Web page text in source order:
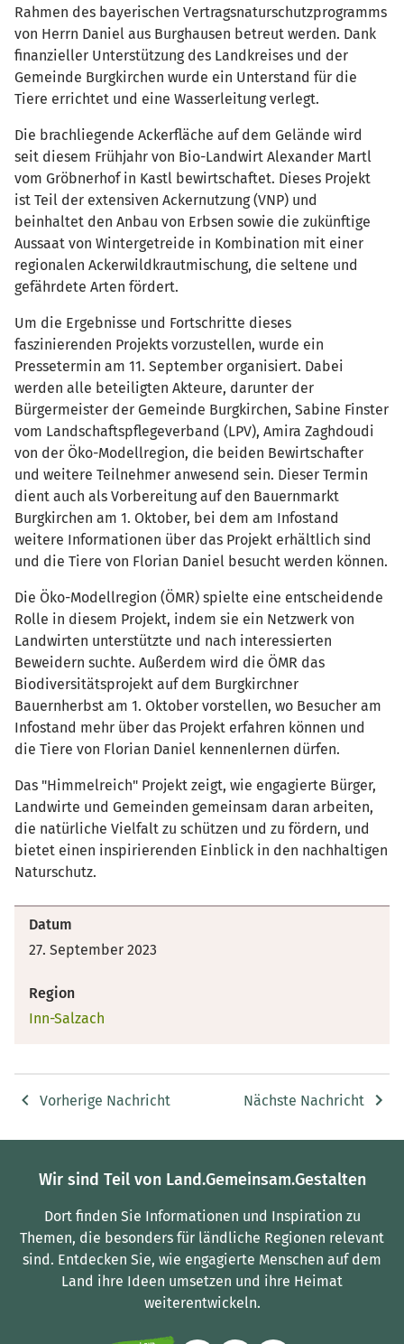
Rahmen des bayerischen Vertragsnaturschutzprogramms
von Herrn Daniel aus Burghausen betreut werden. Dank
finanzieller Unterstützung des Landkreises und der
Gemeinde Burgkirchen wurde ein Unterstand für die
Tiere errichtet und eine Wasserleitung verlegt.
Die brachliegende Ackerfläche auf dem Gelände wird
seit diesem Frühjahr von Bio-Landwirt Alexander Martl
vom Gröbnerhof in Kastl bewirtschaftet. Dieses Projekt
ist Teil der extensiven Ackernutzung (VNP) und
beinhaltet den Anbau von Erbsen sowie die zukünftige
Aussaat von Wintergetreide in Kombination mit einer
regionalen Ackerwildkrautmischung, die seltene und
gefährdete Arten fördert.
Um die Ergebnisse und Fortschritte dieses
faszinierenden Projekts vorzustellen, wurde ein
Pressetermin am 11. September organisiert. Dabei
werden alle beteiligten Akteure, darunter der
Bürgermeister der Gemeinde Burgkirchen, Sabine Finster
vom Landschaftspflegeverband (LPV), Amira Zaghdoudi
von der Öko-Modellregion, die beiden Bewirtschafter
und weitere Teilnehmer anwesend sein. Dieser Termin
dient auch als Vorbereitung auf den Bauernmarkt
Burgkirchen am 1. Oktober, bei dem am Infostand
weitere Informationen über das Projekt erhältlich sind
und die Tiere von Florian Daniel besucht werden können.
Die Öko-Modellregion (ÖMR) spielte eine entscheidende
Rolle in diesem Projekt, indem sie ein Netzwerk von
Landwirten unterstützte und nach interessierten
Beweidern suchte. Außerdem wird die ÖMR das
Biodiversitätsprojekt auf dem Burgkirchner
Bauernherbst am 1. Oktober vorstellen, wo Besucher am
Infostand mehr über das Projekt erfahren können und
die Tiere von Florian Daniel kennenlernen dürfen.
Das "Himmelreich" Projekt zeigt, wie engagierte Bürger,
Landwirte und Gemeinden gemeinsam daran arbeiten,
die natürliche Vielfalt zu schützen und zu fördern, und
bietet einen inspirierenden Einblick in den nachhaltigen
Naturschutz.
Datum
27. September 2023
Region
Inn-Salzach
Vorherige Nachricht Nächste Nachricht
Wir sind Teil von Land.Gemeinsam.Gestalten
Dort finden Sie Informationen und Inspiration zu
Themen, die besonders für ländliche Regionen relevant
sind. Entdecken Sie, wie engagierte Menschen auf dem
Land ihre Ideen umsetzen und ihre Heimat
weiterentwickeln.